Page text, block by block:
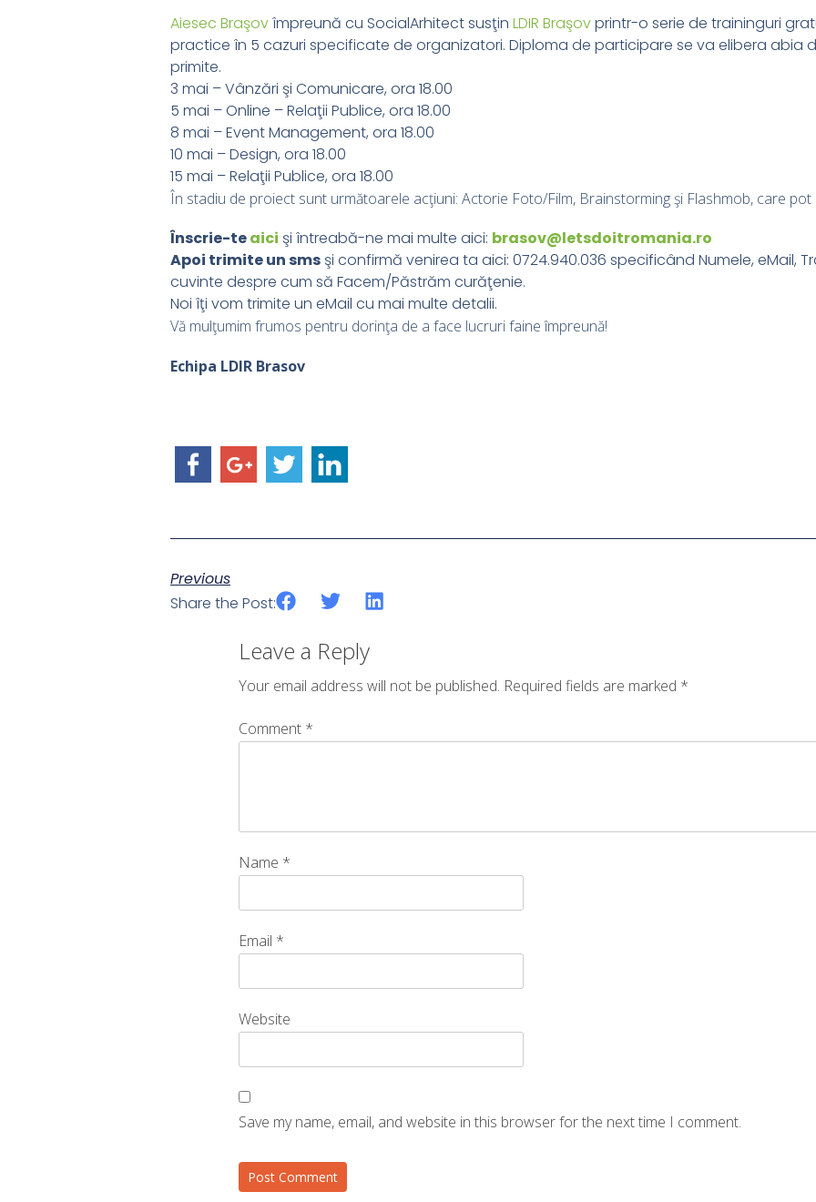
Aiesec Braşovîmpreună cu SocialArhitect susţin LDIR Braşovprintr-o serie de traininguri
practice în 5 cazuri specificate de organizatori. Diploma de participare se va elibera abia
primite.
3 mai – Vânzări şi Comunicare, ora 18.00
5 mai – Online – Relaţii Publice, ora 18.00
8 mai – Event Management, ora 18.00
10 mai – Design, ora 18.00
15 mai – Relaţii Publice, ora 18.00
În stadiu de proiect sunt următoarele acţiuni: Actorie Foto/Film, Brainstorming şi Flashmob, care
Înscrie-teaici şi întreabă-ne mai multe aici: brasov@letsdoitromania.ro
Apoi trimite un sms şi confirmă venirea ta aici: 0724.940.036 specificând Numele, eMail,
cuvinte despre cum să Facem/Păstrăm curăţenie.
Noi îţi vom trimite un eMail cu mai multe detalii.
Vă mulţumim frumos pentru dorinţa de a face lucruri faine împreună!
Echipa LDIR Brasov
Previous
Share the Post:
Leave a Reply
Your email address will not be published. Required fields are marked *
Comment *
Name *
Email *
Website
Save my name, email, and website in this browser for the next time I comment.